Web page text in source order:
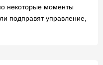
некоторые моменты
подправят управление,